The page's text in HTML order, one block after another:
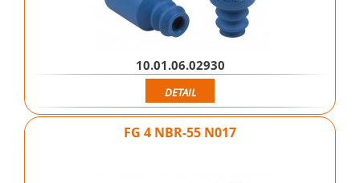
10.01.06.02930
DETAIL
FG 4 NBR-55 N017